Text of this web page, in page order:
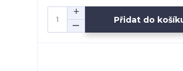
Přidat do